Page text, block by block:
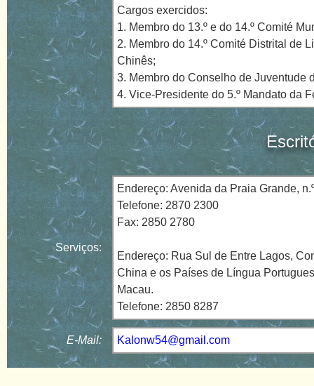
Cargos exercidos:
1. Membro do 13.º e do 14.º Comité
2. Membro do 14.º Comité Distrital de
Chinês;
3. Membro do Conselho de Juventude
4. Vice-Presidente do 5.º Mandato da
Serviços:
Endereço: Avenida da Praia Grande,
Telefone: 2870 2300
Fax: 2850 2780
Endereço: Rua Sul de Entre Lagos,
China e os Países de Língua
Macau.
Telefone: 2850 8287
E-Mail: Kalonw54@gmail.com